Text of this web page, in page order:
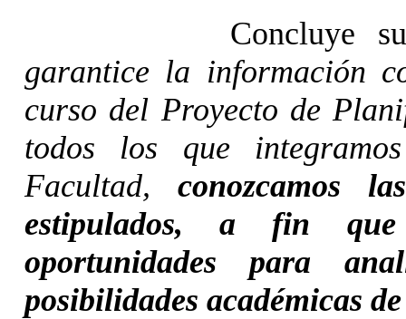
Concluye
garantice la información
curso del Proyecto de
todos los que
Facultad,conozcamos
estipulados, a fin que
oportunidades para
posibilidades académicas